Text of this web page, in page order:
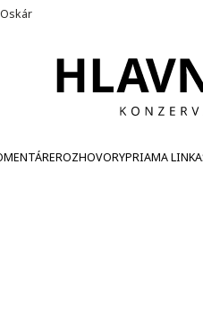
Oskár
ROZHOVORYPRIAMA LINKA